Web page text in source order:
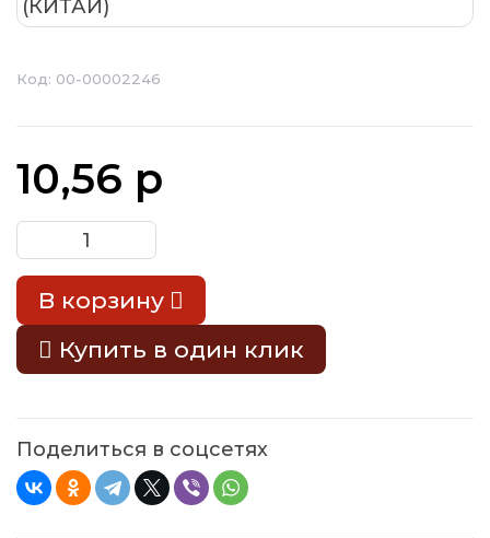
Код: 00-00002246
10,56 р
В корзину
Купить в один клик
Поделиться в соцсетях